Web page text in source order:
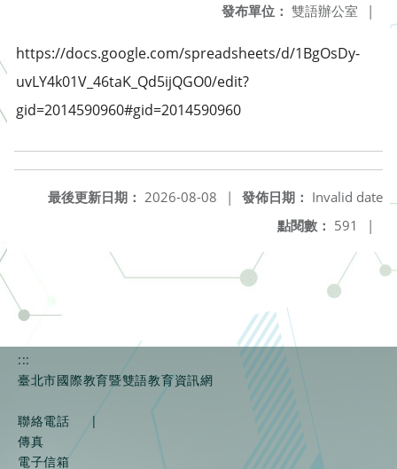
發布單位： 雙語辦公室 |
https://docs.google.com/spreadsheets/d/1BgOsDy-
uvLY4k01V_46taK_Qd5ijQGO0/edit?
gid=2014590960#gid=2014590960
發佈日期： Invalid date
最後更新日期： 2026-08-08
|
點閱數： 591 |
:::
臺北市國際教育暨雙語教育資訊網
聯絡電話
|
傳真
電子信箱